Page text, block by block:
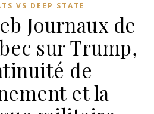
VS DEEP STATE
Journaux de
sur Trump,
de
et la